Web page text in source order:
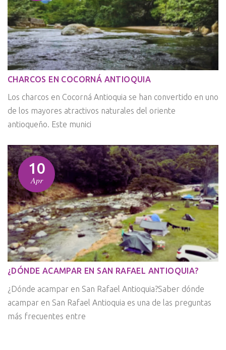
CHARCOS EN COCORNÁ ANTIOQUIA
Los charcos en Cocorná Antioquia se han convertido en uno
de los mayores atractivos naturales del oriente
antioqueño. Este munici
10
Apr
¿DÓNDE ACAMPAR EN SAN RAFAEL ANTIOQUIA?
¿Dónde acampar en San Rafael Antioquia?Saber dónde
acampar en San Rafael Antioquia es una de las preguntas
más frecuentes entre